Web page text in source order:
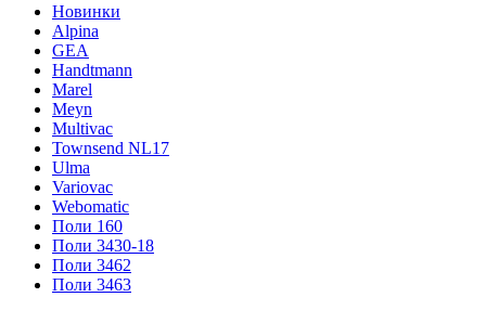
Новинки
Alpina
GEA
Handtmann
Marel
Meyn
Multivac
Townsend NL17
Ulma
Variovac
Webomatic
Поли 160
Поли 3430-18
Поли 3462
Поли 3463